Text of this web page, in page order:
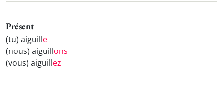
Présent
(tu) aiguille
(nous) aiguillons
(vous) aiguillez